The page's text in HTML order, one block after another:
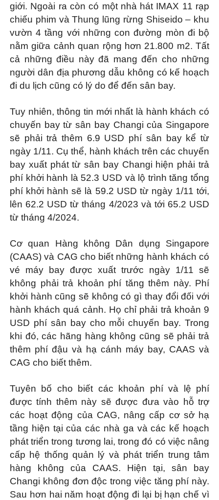
giới. Ngoài ra còn có một nhà hát IMAX 11 rạp
chiếu phim và Thung lũng rừng Shiseido – khu
vườn 4 tầng với những con đường mòn đi bộ
nằm giữa cảnh quan rộng hơn 21.800 m2. Tất
cả những điều này đã mang đến cho những
người dân địa phương dẫu không có kế hoạch
đi du lịch cũng có lý do để đến sân bay.
Tuy nhiên, thông tin mới nhất là hành khách có
chuyến bay từ sân bay Changi của Singapore
sẽ phải trả thêm 6.9 USD phí sân bay kể từ
ngày 1/11. Cụ thể, hành khách trên các chuyến
bay xuất phát từ sân bay Changi hiện phải trả
phí khởi hành là 52.3 USD và lộ trình tăng tổng
phí khởi hành sẽ là 59.2 USD từ ngày 1/11 tới,
lên 62.2 USD từ tháng 4/2023 và tới 65.2 USD
từ tháng 4/2024.
Cơ quan Hàng không Dân dụng Singapore
(CAAS) và CAG cho biết những hành khách có
vé máy bay được xuất trước ngày 1/11 sẽ
không phải trả khoản phí tăng thêm này. Phí
khởi hành cũng sẽ không có gì thay đổi đối với
hành khách quá cảnh. Họ chỉ phải trả khoản 9
USD phí sân bay cho mỗi chuyến bay. Trong
khi đó, các hãng hàng không cũng sẽ phải trả
thêm phí đậu và hạ cánh máy bay, CAAS và
CAG cho biết thêm.
Tuyên bố cho biết các khoản phí và lệ phí
được tính thêm này sẽ được đưa vào hỗ trợ
các hoạt động của CAG, nâng cấp cơ sở hạ
tầng hiện tại của các nhà ga và các kế hoạch
phát triển trong tương lai, trong đó có việc nâng
cấp hệ thống quản lý và phát triển trung tâm
hàng không của CAAS. Hiện tại, sân bay
Changi không đơn độc trong việc tăng phí này.
Sau hơn hai năm hoạt động đi lại bị hạn chế vì